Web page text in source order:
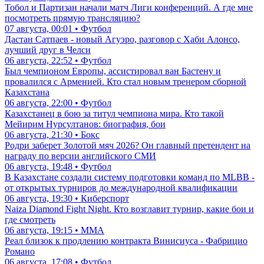
Тобол и Партизан начали матч Лиги конференций. А где мне
посмотреть прямую трансляцию?
07 августа, 00:01 • Футбол
Дастан Сатпаев - новый Агуэро, разговор с Хаби Алонсо,
лучший друг в Челси
06 августа, 22:52 • Футбол
Был чемпионом Европы, ассистировал ван Бастену и
провалился с Арменией. Кто стал новым тренером сборной
Казахстана
06 августа, 22:00 • Футбол
Казахстанец в бою за титул чемпиона мира. Кто такой
Мейирим Нурсултанов: биография, бои
06 августа, 21:30 • Бокс
Родри заберет Золотой мяч 2026? Он главный претендент на
награду по версии английского СМИ
06 августа, 19:48 • Футбол
В Казахстане создали систему подготовки команд по MLBB -
от открытых турниров до международной квалификации
06 августа, 19:30 • Киберспорт
Naiza Diamond Fight Night. Кто возглавит турнир, какие бои и
где смотреть
06 августа, 19:15 • ММА
Реал близок к продлению контракта Винисиуса - Фабрицио
Романо